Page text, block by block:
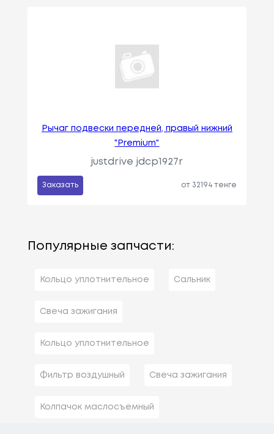
Рычаг подвески передней, правый нижний
"Premium"
justdrive jdcp1927r
Заказать от 32194 тенге
Популярные запчасти:
Кольцо уплотнительное Сальник
Свеча зажигания
Кольцо уплотнительное
Фильтр воздушный Свеча зажигания
Колпачок маслосъемный